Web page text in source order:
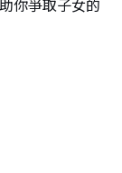
你爭取子女的